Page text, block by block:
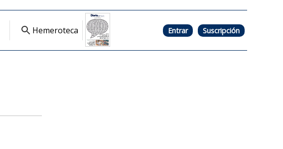
Hemeroteca Entrar Suscripción